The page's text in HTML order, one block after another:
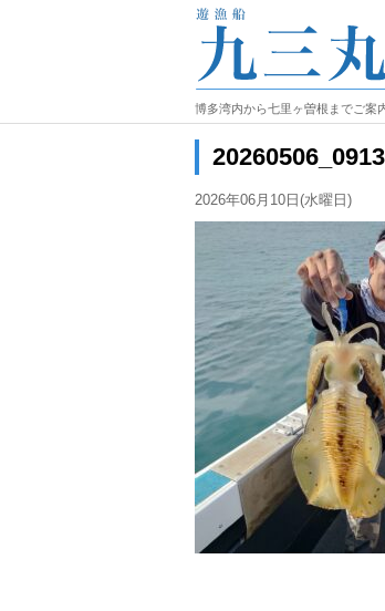
博多湾内から七里ヶ曽根までご案
2026年06月10日(水曜日)